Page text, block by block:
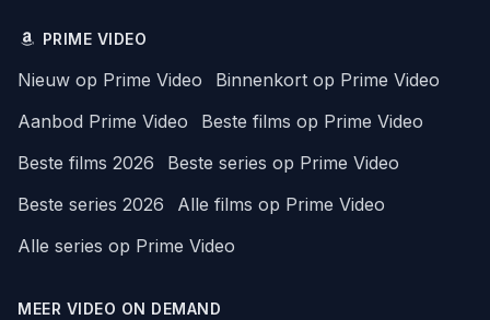
PRIME VIDEO
Nieuw op Prime Video
Binnenkort op Prime Video
Aanbod Prime Video
Beste films op Prime Video
Beste films 2026
Beste series op Prime Video
Beste series 2026
Alle films op Prime Video
Alle series op Prime Video
MEER VIDEO ON DEMAND